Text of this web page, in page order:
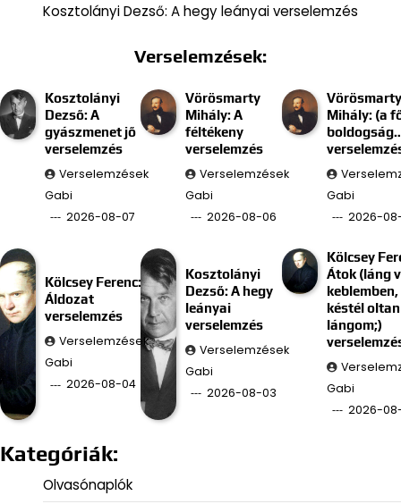
Kosztolányi Dezső: A hegy leányai verselemzés
Verselemzések:
Kosztolányi
Dezső: A
gyászmenet jő
verselemzés
Verselemzések
Gabi
2026-08-07
Vörösmarty
Mihály: A
féltékeny
verselemzés
Verselemzések
Gabi
2026-08-06
Vörösmarty
Mihály: (a
Gabi
2026-
Kölcsey Ferenc:
Áldozat
verselemzés
Verselemzések
Gabi
2026-08-04
Kosztolányi
Dezső: A hegy
leányai
verselemzés
Verselemzések
Gabi
2026-08-03
Kölcsey
Átok (láng
keblemben,
késtél
lángom;)
Gabi
2026-
Kategóriák:
Olvasónaplók